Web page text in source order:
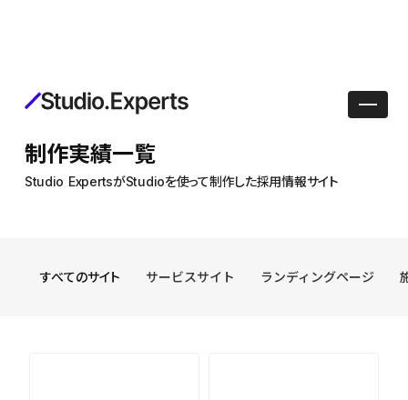
制作実績一覧
Studio ExpertsがStudioを使って制作した採用情報サイト
すべてのサイト サービスサイト ランディングページ